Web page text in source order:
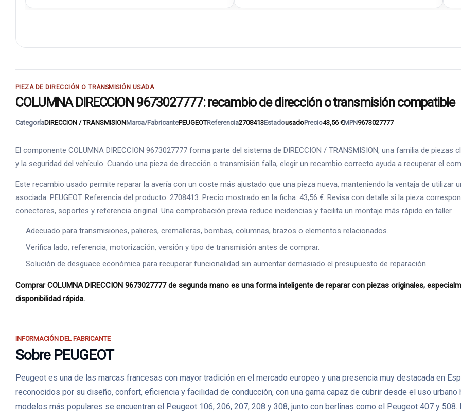
PIEZA DE DIRECCIÓN O TRANSMISIÓN USADA
COLUMNA DIRECCION 9673027777: recambio de dirección o transmisión compatible
CategoríaDIRECCION / TRANSMISIONMarca/FabricantePEUGEOTReferencia2708413EstadousadoPrecio43,56 €MPN9673027777
El componente COLUMNA DIRECCION 9673027777 forma parte del sistema de DIRECCION / TRANSMISION, una familia de
y la seguridad del vehículo. Cuando una pieza de dirección o transmisión falla, elegir un recambio correcto ayuda a recuperar el
Este recambio usado permite reparar la avería con un coste más ajustado que una pieza nueva, manteniendo la ventaja de utilizar
asociada: PEUGEOT. Referencia del producto: 2708413. Precio mostrado en la ficha: 43,56 €. Revisa con detalle si la pieza
conectores, soportes y referencia original. Una comprobación previa reduce incidencias y facilita un montaje más rápido en taller.
Adecuado para transmisiones, palieres, cremalleras, bombas, columnas, brazos o elementos relacionados.
Verifica lado, referencia, motorización, versión y tipo de transmisión antes de comprar.
Solución de desguace económica para recuperar funcionalidad sin aumentar demasiado el presupuesto de reparación.
Comprar COLUMNA DIRECCION 9673027777 de segunda mano es una forma inteligente de reparar con piezas originales,
disponibilidad rápida.
INFORMACIÓN DEL FABRICANTE
Sobre PEUGEOT
Peugeot es una de las marcas francesas con mayor tradición en el mercado europeo y una presencia muy destacada en
reconocidos por su diseño, confort, eficiencia y facilidad de conducción, con una gama capaz de cubrir desde el uso
modelos más populares se encuentran el Peugeot 106, 206, 207, 208 y 308, junto con berlinas como el Peugeot 407 y